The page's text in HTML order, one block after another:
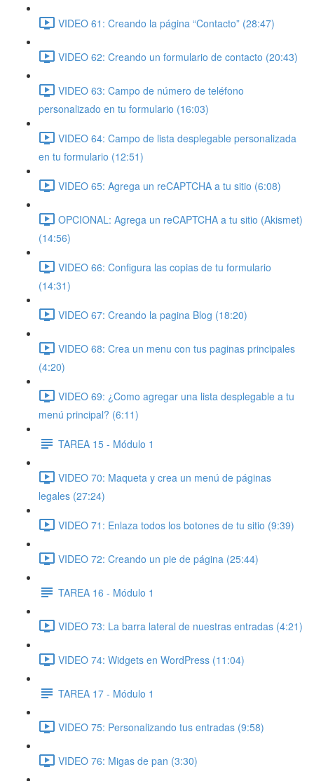
VIDEO 61: Creando la página “Contacto” (28:47)
VIDEO 62: Creando un formulario de contacto (20:43)
VIDEO 63: Campo de número de teléfono
personalizado en tu formulario (16:03)
VIDEO 64: Campo de lista desplegable personalizada
en tu formulario (12:51)
VIDEO 65: Agrega un reCAPTCHA a tu sitio (6:08)
OPCIONAL: Agrega un reCAPTCHA a tu sitio (Akismet)
(14:56)
VIDEO 66: Configura las copias de tu formulario
(14:31)
VIDEO 67: Creando la pagina Blog (18:20)
VIDEO 68: Crea un menu con tus paginas principales
(4:20)
VIDEO 69: ¿Como agregar una lista desplegable a tu
menú principal? (6:11)
TAREA 15 - Módulo 1
VIDEO 70: Maqueta y crea un menú de páginas
legales (27:24)
VIDEO 71: Enlaza todos los botones de tu sitio (9:39)
VIDEO 72: Creando un pie de página (25:44)
TAREA 16 - Módulo 1
VIDEO 73: La barra lateral de nuestras entradas (4:21)
VIDEO 74: Widgets en WordPress (11:04)
TAREA 17 - Módulo 1
VIDEO 75: Personalizando tus entradas (9:58)
VIDEO 76: Migas de pan (3:30)